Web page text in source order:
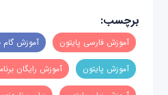
برچسب:
آموزش فارسی پایتون آموزش گام
آموزش پایتون آموزش رایگان